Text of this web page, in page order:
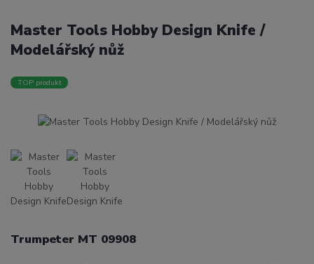
Master Tools Hobby Design Knife /
Modelářský nůž
TOP produkt
Trumpeter MT 09908